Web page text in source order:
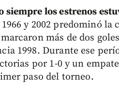
siempre los estrenos
y 2002 predominó la
más de dos
1998. Durante ese
por 1-0 y un
paso del torneo.